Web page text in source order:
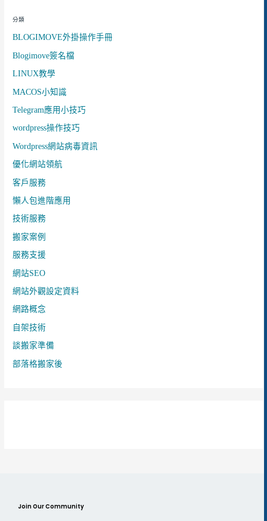
分類
BLOGIMOVE外掛操作手冊
Blogimove簽名檔
LINUX教學
MACOS小知識
Telegram應用小技巧
wordpress操作技巧
Wordpress網站病毒資訊
優化網站領航
客戶服務
懶人包進階應用
技術服務
搬家案例
服務支援
網站SEO
網站外觀設定資料
網路概念
自架技術
談搬家準備
部落格搬家後
Join Our Community